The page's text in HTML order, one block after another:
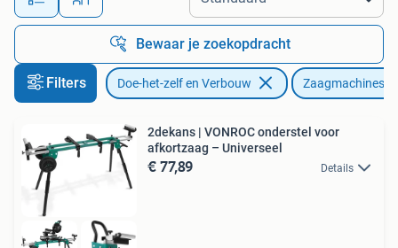
Bewaar je zoekopdracht
Filters Doe-het-zelf en Verbouw Zaagmachines
2dekans | VONROC onderstel voor
afkortzaag – Universeel
€ 77,89 Details